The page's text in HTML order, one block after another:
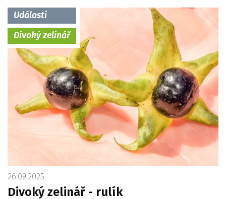
Události
Divoký zelinář
26.09.2025
Divoký zelinář - rulík